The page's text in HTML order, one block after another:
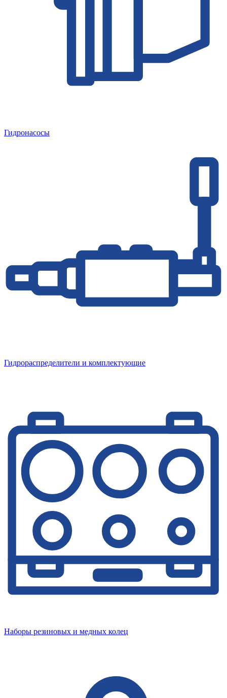
Гидронасосы
Гидрораспределители и комплектующие
Наборы резиновых и медных колец